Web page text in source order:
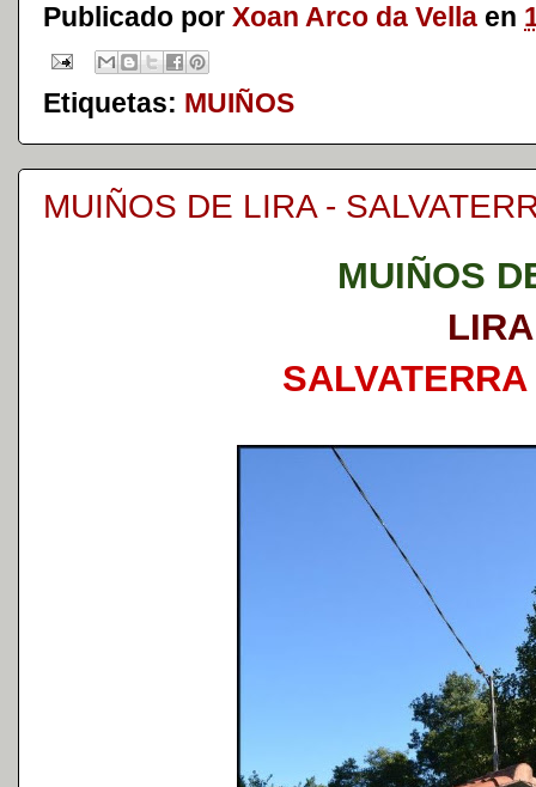
Publicado por Xoan Arco da Vella en
Etiquetas: MUIÑOS
MUIÑOS DE LIRA -
MUIÑOS
LIRA